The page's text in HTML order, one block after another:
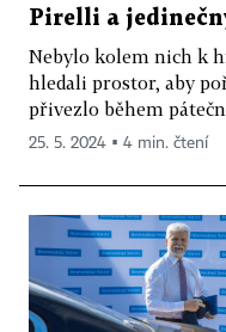
Pirelli a
Nebylo kolem nich k
hledali prostor, aby
přivezlo během
25. 5. 2024 ▪ 4 min. čtení